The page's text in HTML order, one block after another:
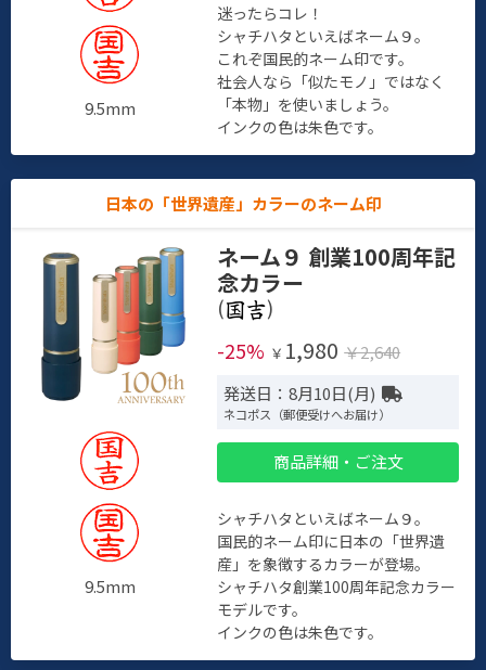
9.5mm
迷ったらコレ！
シャチハタといえばネーム９。
これぞ国民的ネーム印です。
社会人なら「似たモノ」ではなく
「本物」を使いましょう。
インクの色は朱色です。
日本の「世界遺産」カラーのネーム印
9.5mm
ネーム９ 創業100周年記
念カラー
(
)
-25% ￥ 1,980 ￥2,640
発送日：8月10日(月)
ネコポス（郵便受けへお届け）
商品詳細・ご注文
シャチハタといえばネーム９。
国民的ネーム印に日本の「世界遺
産」を象徴するカラーが登場。
シャチハタ創業100周年記念カラー
モデルです。
インクの色は朱色です。